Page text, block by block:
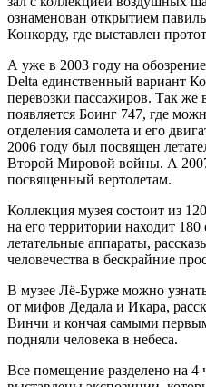
ознаменован открытием
Конкорду, где выставлен
А уже в 2003 году на
Delta единственный вариант
перевозки пассажиров. Так же
появляется Боинг 747, где
отделения самолета и его
2006 году был посвящен
Второй Мировой войны. А 2007
посвященный вертолетам.
Коллекция музея состоит из
на его территории находит 180
летательные аппараты,
человечества в бескрайние
В музее Лё-Бурже можно
от мифов Дедала и Икара,
Винчи и кончая самыми
подняли человека в небеса.
Все помещение разделено на 4